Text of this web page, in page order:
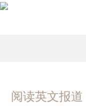
阅读英文报道